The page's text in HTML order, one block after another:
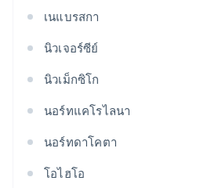
เนแบรสกา
นิวเจอร์ซีย์
นิวเม็กซิโก
นอร์ทแคโรไลนา
นอร์ทดาโคตา
โอไฮโอ